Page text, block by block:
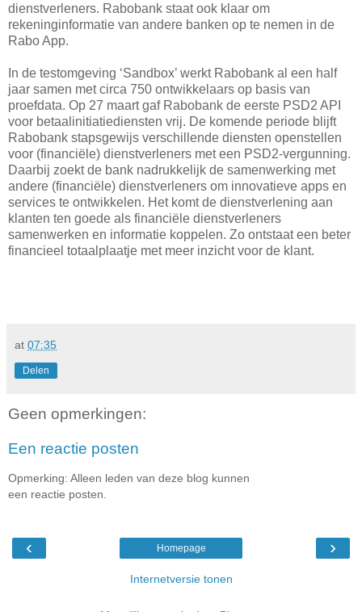
dienstverleners. Rabobank staat ook klaar om
rekeninginformatie van andere banken op te nemen in de
Rabo App.
In de testomgeving ‘Sandbox’ werkt Rabobank al een half
jaar samen met circa 750 ontwikkelaars op basis van
proefdata. Op 27 maart gaf Rabobank de eerste PSD2 API
voor betaalinitiatiediensten vrij. De komende periode blijft
Rabobank stapsgewijs verschillende diensten openstellen
voor (financiële) dienstverleners met een PSD2-vergunning.
Daarbij zoekt de bank nadrukkelijk de samenwerking met
andere (financiële) dienstverleners om innovatieve apps en
services te ontwikkelen. Het komt de dienstverlening aan
klanten ten goede als financiële dienstverleners
samenwerken en informatie koppelen. Zo ontstaat een beter
financieel totaalplaatje met meer inzicht voor de klant.
at 07:35
Delen
Geen opmerkingen:
Een reactie posten
Opmerking: Alleen leden van deze blog kunnen
een reactie posten.
‹ ›
Homepage
Internetversie tonen